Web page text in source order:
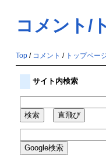
コメント/
Top/ コメント / トップペー
サイト内検索